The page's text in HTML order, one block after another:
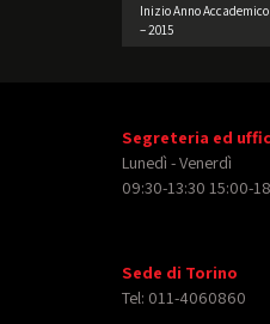
Inizio Anno Accademico
– 2015
Segreteria ed
Lunedì - Venerdì
09:30-13:30 15:00-
Sede di Torino
Tel: 011-4060860